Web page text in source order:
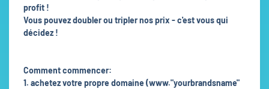
profit !
Vous pouvez doubler ou tripler nos prix - c'est vous qui
décidez !
Comment commencer:
1. achetez votre propre domaine (www."yourbrandsname"